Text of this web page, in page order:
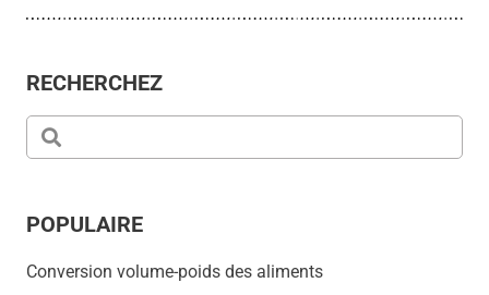
RECHERCHEZ
POPULAIRE
Conversion volume-poids des aliments